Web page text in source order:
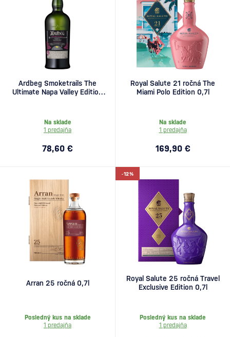
Ardbeg Smoketrails The
Ultimate Napa Valley Edition
Na sklade
1 predajňa
78,60 €
Royal Salute 21 ročná The
Miami Polo Edition 0,7l
Na sklade
1 predajňa
169,90 €
Arran 25 ročná 0,7l
Posledný kus na sklade
1 predajňa
-12%
Royal Salute 25 ročná Travel
Exclusive Edition 0,7l
Posledný kus na sklade
1 predajňa